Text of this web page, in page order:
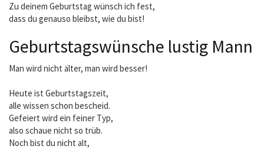
Zu deinem Geburtstag wünsch ich fest,
dass du genauso bleibst, wie du bist!
Geburtstagswünsche lustig Mann
Man wird nicht älter, man wird besser!
Heute ist Geburtstagszeit,
alle wissen schon bescheid.
Gefeiert wird ein feiner Typ,
also schaue nicht so trüb.
Noch bist du nicht alt,